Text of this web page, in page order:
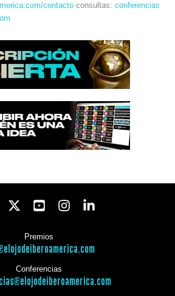
contacto consultas: conferencias
Premios
Conferencias